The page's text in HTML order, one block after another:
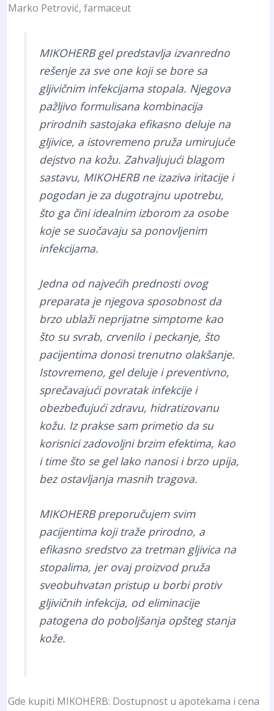
Marko Petrović, farmaceut
MIKOHERB gel predstavlja izvanredno
rešenje za sve one koji se bore sa
gljivičnim infekcijama stopala. Njegova
pažljivo formulisana kombinacija
prirodnih sastojaka efikasno deluje na
gljivice, a istovremeno pruža umirujuće
dejstvo na kožu. Zahvaljujući blagom
sastavu, MIKOHERB ne izaziva iritacije i
pogodan je za dugotrajnu upotrebu,
što ga čini idealnim izborom za osobe
koje se suočavaju sa ponovljenim
infekcijama.
Jedna od najvećih prednosti ovog
preparata je njegova sposobnost da
brzo ublaži neprijatne simptome kao
što su svrab, crvenilo i peckanje, što
pacijentima donosi trenutno olakšanje.
Istovremeno, gel deluje i preventivno,
sprečavajući povratak infekcije i
obezbeđujući zdravu, hidratizovanu
kožu. Iz prakse sam primetio da su
korisnici zadovoljni brzim efektima, kao
i time što se gel lako nanosi i brzo upija,
bez ostavljanja masnih tragova.
MIKOHERB preporučujem svim
pacijentima koji traže prirodno, a
efikasno sredstvo za tretman gljivica na
stopalima, jer ovaj proizvod pruža
sveobuhvatan pristup u borbi protiv
gljivičnih infekcija, od eliminacije
patogena do poboljšanja opšteg stanja
kože.
Gde kupiti MIKOHERB: Dostupnost u apotekama i cena